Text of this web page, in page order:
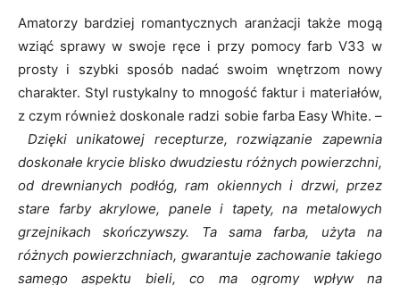
Amatorzy bardziej romantycznych aranżacji także mogą
wziąć sprawy w swoje ręce i przy pomocy farb V33 w
prosty i szybki sposób nadać swoim wnętrzom nowy
charakter. Styl rustykalny to mnogość faktur i materiałów,
z czym również doskonale radzi sobie farba Easy White. –
Dzięki unikatowej recepturze, rozwiązanie zapewnia
doskonałe krycie blisko dwudziestu różnych powierzchni,
od drewnianych podłóg, ram okiennych i drzwi, przez
stare farby akrylowe, panele i tapety, na metalowych
grzejnikach skończywszy. Ta sama farba, użyta na
różnych powierzchniach, gwarantuje zachowanie takiego
samego aspektu bieli, co ma ogromy wpływ na